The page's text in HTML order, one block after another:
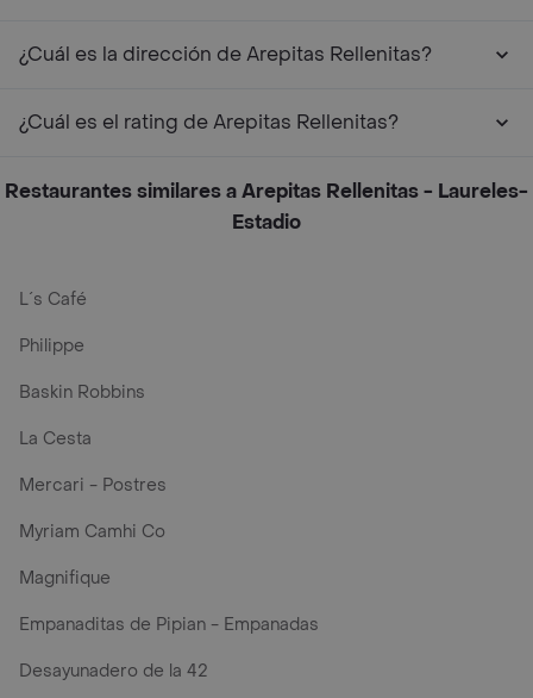
¿Cuál es la dirección de Arepitas Rellenitas?
¿Cuál es el rating de Arepitas Rellenitas?
Restaurantes similares a Arepitas Rellenitas - Laureles-
Estadio
L´s Café
Philippe
Baskin Robbins
La Cesta
Mercari - Postres
Myriam Camhi Co
Magnifique
Empanaditas de Pipian - Empanadas
Desayunadero de la 42